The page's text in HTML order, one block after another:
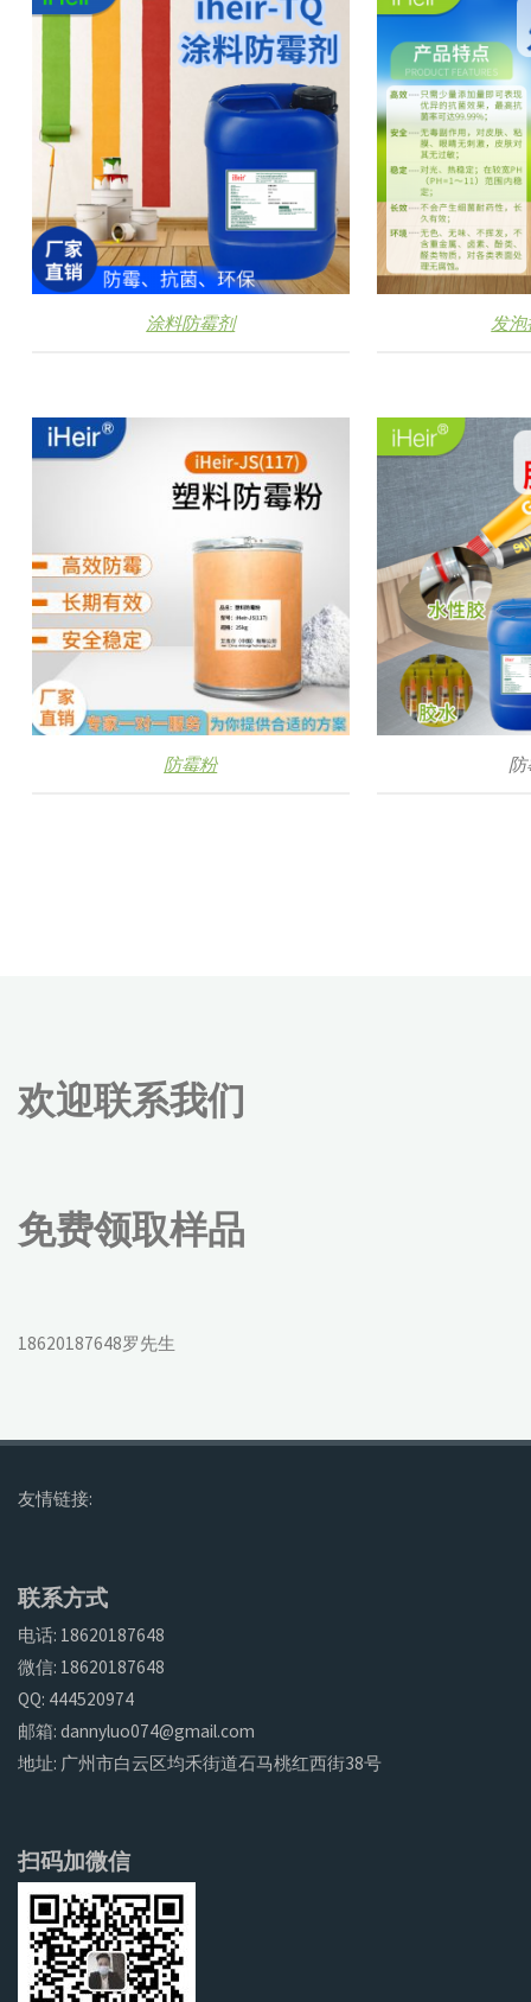
涂料防霉剂 发
防霉粉 防
欢迎联系我们
免费领取样品
18620187648罗先生
友情链接:
联系方式
电话: 18620187648
微信: 18620187648
QQ: 444520974
邮箱: dannyluo074@gmail.com
地址: 广州市白云区均禾街道石马桃红西街38号
扫码加微信